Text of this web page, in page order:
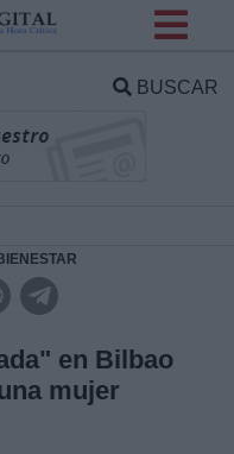
BUSCAR
en Bilbao
mujer